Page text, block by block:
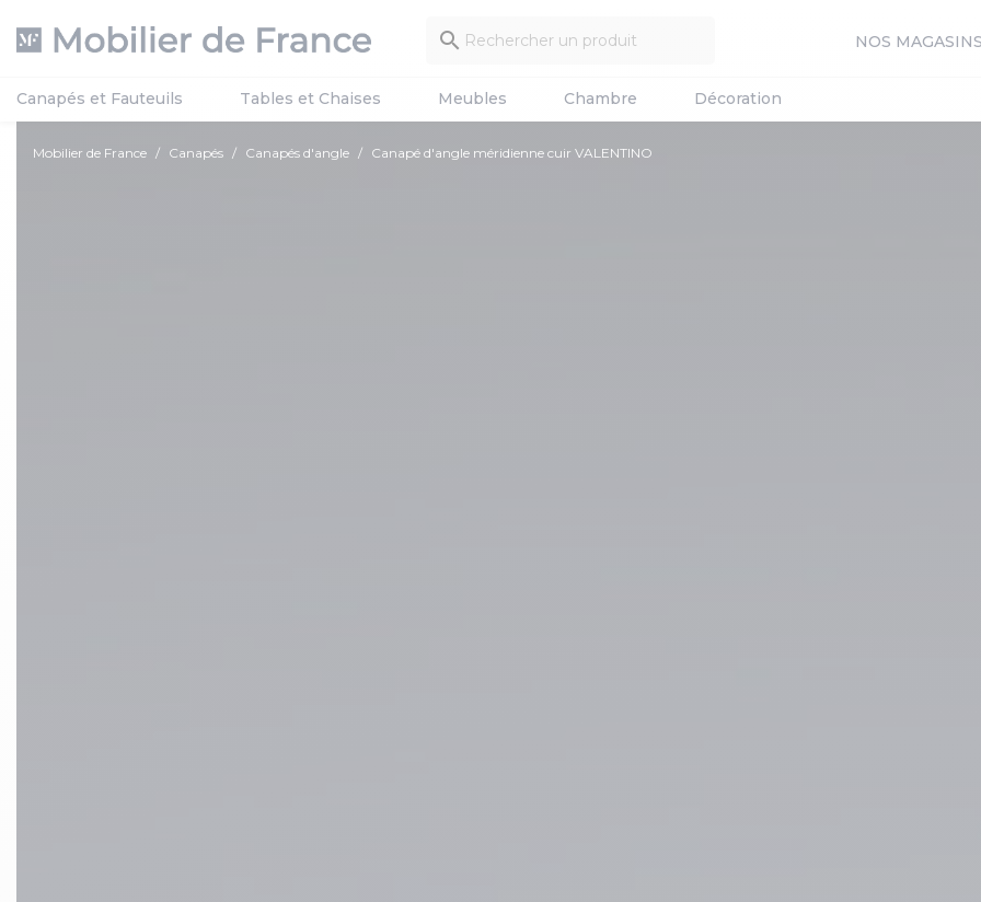
 NOS MAGASINS
Canapés et Fauteuils Tables et Chaises Meubles Chambre Décoration
Mobilier de France Canapés Canapés d'angle Canapé d'angle méridienne cuir VALENTINO